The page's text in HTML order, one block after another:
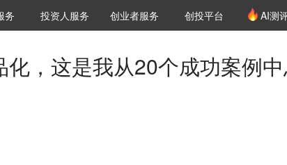
窗
务 VClub投资机构库
投资机构职位推介
投资人服务 创投氪堂
创业者服务 创投平台 AI测
，这是我从20个成功案例